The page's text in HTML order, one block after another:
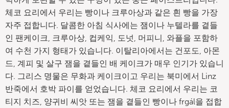
체코 요리에서 우리는 빵이나 크루아상과 같은 흰 빵을 가장
자주 접합니다. 달콤한 아침 식사에는 잼이나 누텔라를 곁들
인 팬케이크, 크루아상, 컵케익, 도넛, 머피니, 와플을 포함하
여 수천 가지 형태가 있습니다. 이탈리아에서는 건포도, 아몬
드, 계피 및 살구 잼을 곁들인 배 케이크가 매우 인기가 있습니
다. 그리스 명물은 무화과 케이크이고 우리는 북미에서 Linz
반죽에서 호박 파이를 얻었습니다. 체코 요리에서 우리는 코
티지 치즈, 양귀비 씨앗 또는 잼을 곁들인 빵이나 frgál을 접합